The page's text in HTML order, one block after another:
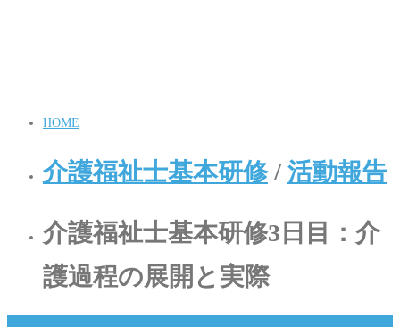
HOME
介護福祉士基本研修/ 活動報告
介護福祉士基本研修3日目：介
護過程の展開と実際